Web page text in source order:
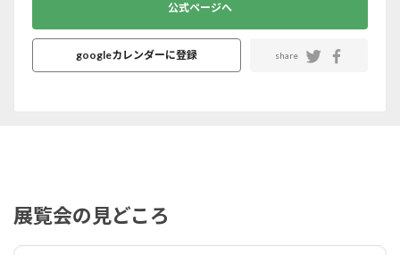
公式ページへ
googleカレンダーに登録 share
展覧会の見どころ